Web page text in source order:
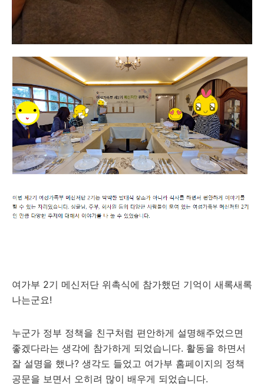
여가부 2기 메신저단 위촉식에 참가했던 기억이 새록새록
나는군요!
누군가 정부 정책을 친구처럼 편안하게 설명해주었으면
좋겠다라는 생각에 참가하게 되었습니다. 활동을 하면서
잘 설명을 했나? 생각도 들었고 여가부 홈페이지의 정책
공문을 보면서 오히려 많이 배우게 되었습니다.